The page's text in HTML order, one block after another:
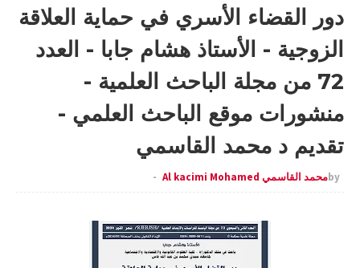
دور القضاء الأسري في حماية العلاقة
الزوجية - الأستاذ هشام جابا - العدد
72 من مجلة الباحث العلمية -
منشورات موقع الباحث العلمي -
تقديم د محمد القاسمي
byمحمد القاسمي Al kacimi Mohamed